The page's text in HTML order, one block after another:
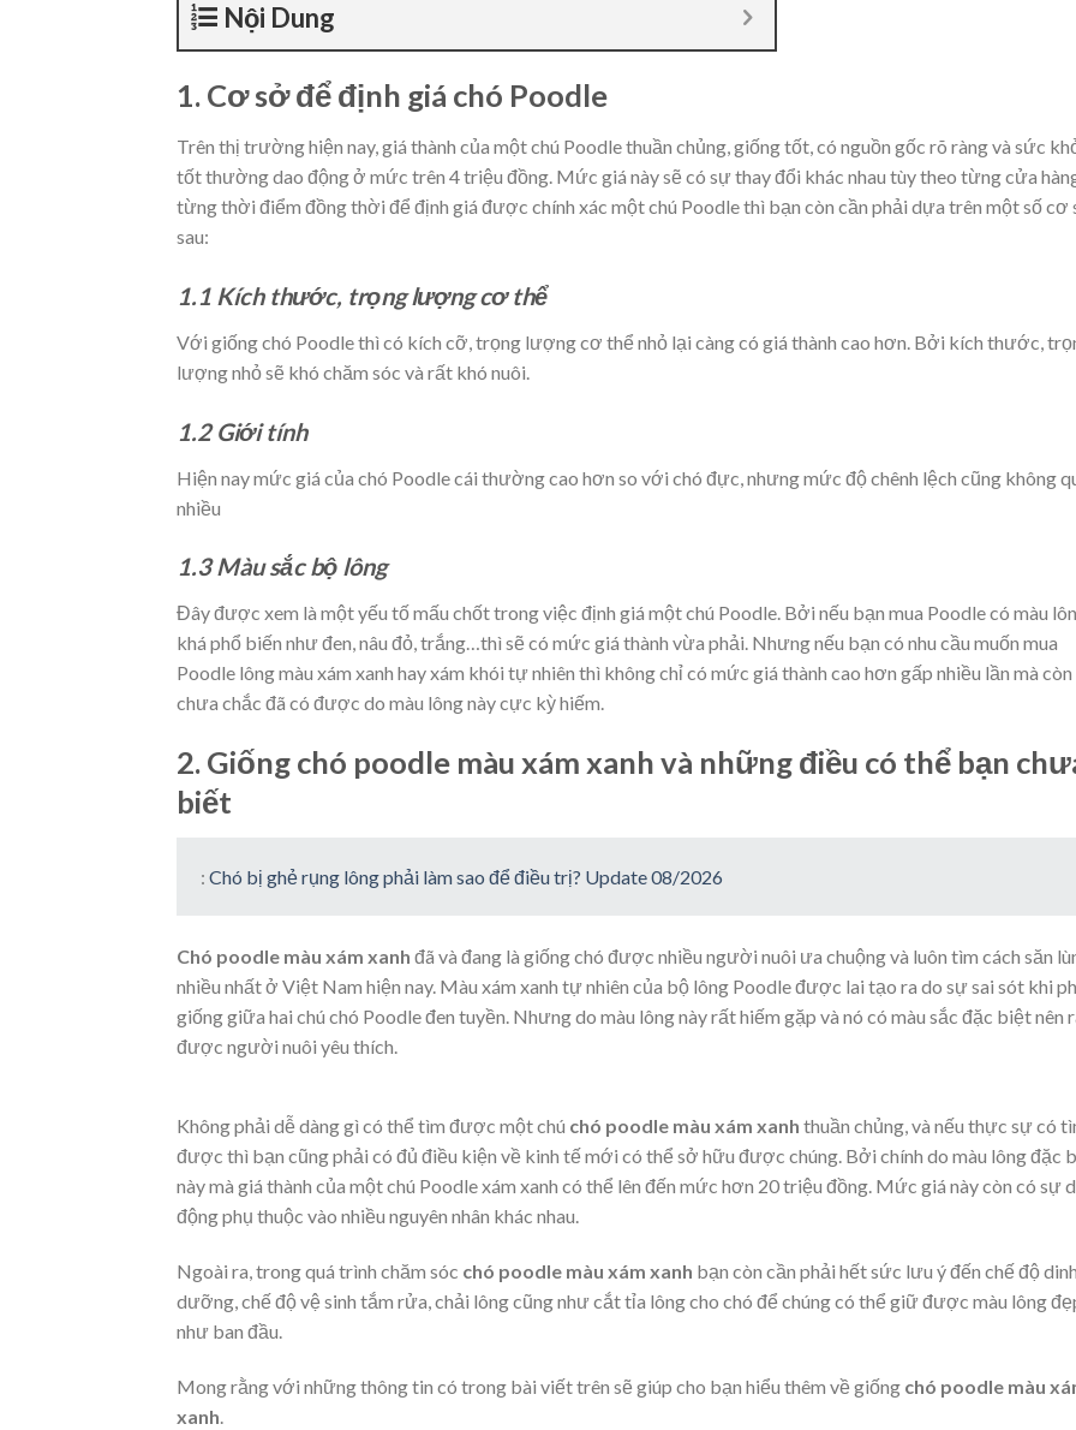
Nội Dung
1. Cơ sở để định giá chó Poodle
Trên thị trường hiện nay, giá thành của một chú Poodle thuần chủng, giống tốt, có nguồn gốc rõ ràng và sức
tốt thường dao động ở mức trên 4 triệu đồng. Mức giá này sẽ có sự thay đổi khác nhau tùy theo từng cửa
từng thời điểm đồng thời để định giá được chính xác một chú Poodle thì bạn còn cần phải dựa trên một số cơ
sau:
1.1 Kích thước, trọng lượng cơ thể
Với giống chó Poodle thì có kích cỡ, trọng lượng cơ thể nhỏ lại càng có giá thành cao hơn. Bởi kích thước,
lượng nhỏ sẽ khó chăm sóc và rất khó nuôi.
1.2 Giới tính
Hiện nay mức giá của chó Poodle cái thường cao hơn so với chó đực, nhưng mức độ chênh lệch cũng không
nhiều
1.3 Màu sắc bộ lông
Đây được xem là một yếu tố mấu chốt trong việc định giá một chú Poodle. Bởi nếu bạn mua Poodle có màu
khá phổ biến như đen, nâu đỏ, trắng…thì sẽ có mức giá thành vừa phải. Nhưng nếu bạn có nhu cầu muốn mua
Poodle lông màu xám xanh hay xám khói tự nhiên thì không chỉ có mức giá thành cao hơn gấp nhiều lần mà còn
chưa chắc đã có được do màu lông này cực kỳ hiếm.
2. Giống chó poodle màu xám xanh và những điều có thể bạn
biết
: Chó bị ghẻ rụng lông phải làm sao để điều trị? Update 08/2026
Chó poodle màu xám xanh đã và đang là giống chó được nhiều người nuôi ưa chuộng và luôn tìm cách săn
nhiều nhất ở Việt Nam hiện nay. Màu xám xanh tự nhiên của bộ lông Poodle được lai tạo ra do sự sai sót khi
giống giữa hai chú chó Poodle đen tuyền. Nhưng do màu lông này rất hiếm gặp và nó có màu sắc đặc biệt nên
được người nuôi yêu thích.
Không phải dễ dàng gì có thể tìm được một chú chó poodle màu xám xanh thuần chủng, và nếu thực sự có
được thì bạn cũng phải có đủ điều kiện về kinh tế mới có thể sở hữu được chúng. Bởi chính do màu lông đặc
này mà giá thành của một chú Poodle xám xanh có thể lên đến mức hơn 20 triệu đồng. Mức giá này còn có sự
động phụ thuộc vào nhiều nguyên nhân khác nhau.
Ngoài ra, trong quá trình chăm sóc chó poodle màu xám xanh bạn còn cần phải hết sức lưu ý đến chế độ dinh
dưỡng, chế độ vệ sinh tắm rửa, chải lông cũng như cắt tỉa lông cho chó để chúng có thể giữ được màu lông
như ban đầu.
Mong rằng với những thông tin có trong bài viết trên sẽ giúp cho bạn hiểu thêm về giống chó poodle màu
xanh.